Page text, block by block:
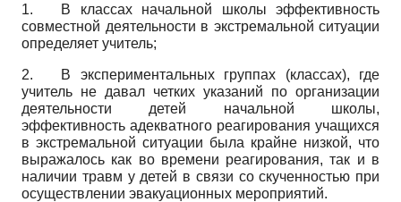
1.
В классах начальной школы эффективность
совместной деятельности в экстремальной ситуации
определяет учитель;
2.
В экспериментальных группах (классах), где
учитель не давал четких указаний по организации
деятельности детей начальной школы,
эффективность адекватного реагирования учащихся
в экстремальной ситуации была крайне низкой, что
выражалось как во времени реагирования, так и в
наличии травм у детей в связи со скученностью при
осуществлении эвакуационных мероприятий.